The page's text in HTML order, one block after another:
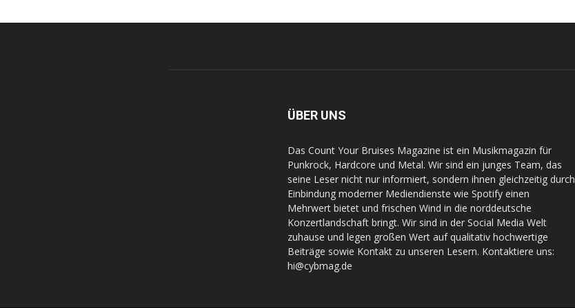
ÜBER UNS
Das Count Your Bruises Magazine ist ein Musikmagazin für
Punkrock, Hardcore und Metal. Wir sind ein junges Team, das
seine Leser nicht nur informiert, sondern ihnen gleichzeitig durch
Einbindung moderner Mediendienste wie Spotify einen
Mehrwert bietet und frischen Wind in die norddeutsche
Konzertlandschaft bringt. Wir sind in der Social Media Welt
zuhause und legen großen Wert auf qualitativ hochwertige
Beiträge sowie Kontakt zu unseren Lesern. Kontaktiere uns:
hi@cybmag.de